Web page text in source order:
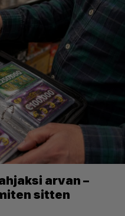
arvan –
sitten